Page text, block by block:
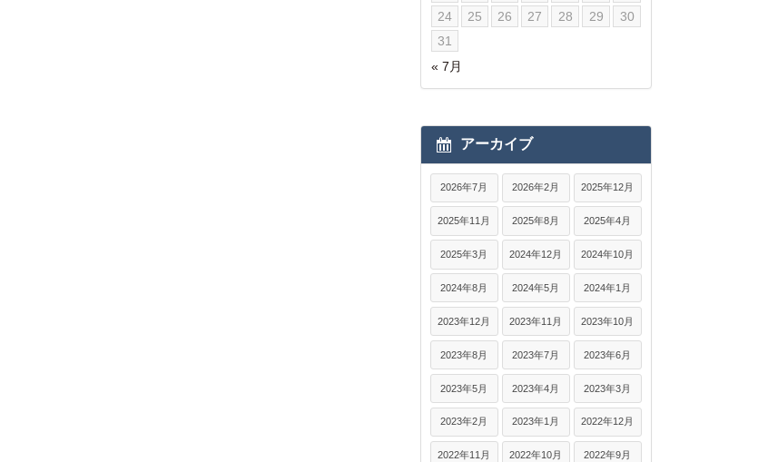
« 7月
24 25 26 27 28 29
30
31
アーカイブ
2026年7月 2026年2月 2025年12月
2025年11月 2025年8月 2025年4月
2025年3月 2024年12月 2024年10月
2024年8月 2024年5月 2024年1月
2023年12月 2023年11月 2023年10月
2023年8月 2023年7月 2023年6月
2023年5月 2023年4月 2023年3月
2023年2月 2023年1月 2022年12月
2022年11月 2022年10月 2022年9月